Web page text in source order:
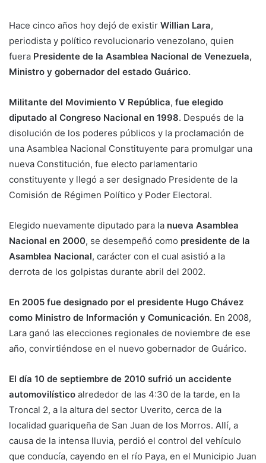
Hace cinco años hoy dejó de existir Willian Lara,
periodista y político revolucionario venezolano, quien
fuera Presidente de la Asamblea Nacional de Venezuela,
Ministro y gobernador del estado Guárico.
Militante del Movimiento V República, fue elegido
diputado al Congreso Nacional en 1998. Después de la
disolución de los poderes públicos y la proclamación de
una Asamblea Nacional Constituyente para promulgar una
nueva Constitución, fue electo parlamentario
constituyente y llegó a ser designado Presidente de la
Comisión de Régimen Político y Poder Electoral.
Elegido nuevamente diputado para la nueva Asamblea
Nacional en 2000, se desempeñó como presidente de la
Asamblea Nacional, carácter con el cual asistió a la
derrota de los golpistas durante abril del 2002.
En 2005 fue designado por el presidente Hugo Chávez
como Ministro de Información y Comunicación. En 2008,
Lara ganó las elecciones regionales de noviembre de ese
año, convirtiéndose en el nuevo gobernador de Guárico.
El día 10 de septiembre de 2010 sufrió un accidente
automovilístico alrededor de las 4:30 de la tarde, en la
Troncal 2, a la altura del sector Uverito, cerca de la
localidad guariqueña de San Juan de los Morros. Allí, a
causa de la intensa lluvia, perdió el control del vehículo
que conducía, cayendo en el río Paya, en el Municipio Juan